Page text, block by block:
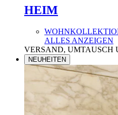
HEIM
ALLES ANZEIGEN
VERSAND, UMTAUSCH
NEUHEITEN